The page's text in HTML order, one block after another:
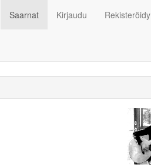
Saarnat Kirjaudu Rekisteröidy